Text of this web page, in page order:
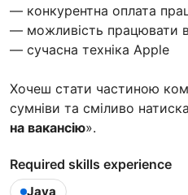
— конкурентна оплата
— можливість працювати
— сучасна техніка Apple
Хочеш стати частиною
сумніви та сміливо
на вакансію».
Required skills experience
Java